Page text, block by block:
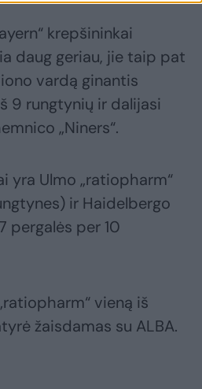
krepšininkai
daug geriau, jie taip pat
vardą ginantis
9 rungtynių ir dalijasi
„Niners“.
yra Ulmo „ratiopharm“
ir Haidelbergo
pergalės per 10
vieną iš
žaisdamas su ALBA.